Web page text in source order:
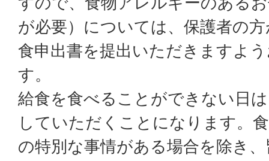
が必要）については、保護者の
食申出書を提出いただきますよ
す。
給食を食べることができない日
していただくことになります。
の特別な事情がある場合を除き